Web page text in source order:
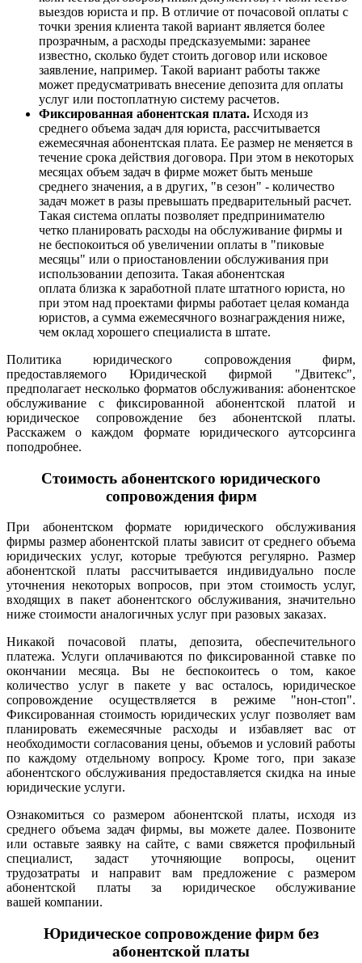
выездов юриста и пр. В отличие от почасовой оплаты с
точки зрения клиента такой вариант является более
прозрачным, а расходы предсказуемыми: заранее
известно, сколько будет стоить договор или исковое
заявление, например. Такой вариант работы также
может предусматривать внесение депозита для оплаты
услуг или постоплатную систему расчетов.
Фиксированная абонентская плата. Исходя из
среднего объема задач для юриста, рассчитывается
ежемесячная абонентская плата. Ее размер не меняется в
течение срока действия договора. При этом в некоторых
месяцах объем задач в фирме может быть меньше
среднего значения, а в других, "в сезон" - количество
задач может в разы превышать предварительный расчет.
Такая система оплаты позволяет предпринимателю
четко планировать расходы на обслуживание фирмы и
не беспокоиться об увеличении оплаты в "пиковые
месяцы" или о приостановлении обслуживания при
использовании депозита. Такая абонентская
оплата близка к заработной плате штатного юриста, но
при этом над проектами фирмы работает целая команда
юристов, а сумма ежемесячного вознаграждения ниже,
чем оклад хорошего специалиста в штате.
Политика юридического сопровождения фирм,
предоставляемого Юридической фирмой "Двитекс",
предполагает несколько форматов обслуживания: абонентское
обслуживание с фиксированной абонентской платой и
юридическое сопровождение без абонентской платы.
Расскажем о каждом формате юридического аутсорсинга
поподробнее.
Стоимость абонентского юридического
сопровождения фирм
При абонентском формате юридического обслуживания
фирмы размер абонентской платы зависит от среднего объема
юридических услуг, которые требуются регулярно. Размер
абонентской платы рассчитывается индивидуально после
уточнения некоторых вопросов, при этом стоимость услуг,
входящих в пакет абонентского обслуживания, значительно
ниже стоимости аналогичных услуг при разовых заказах.
Никакой почасовой платы, депозита, обеспечительного
платежа. Услуги оплачиваются по фиксированной ставке по
окончании месяца. Вы не беспокоитесь о том, какое
количество услуг в пакете у вас осталось, юридическое
сопровождение осуществляется в режиме "нон-стоп".
Фиксированная стоимость юридических услуг позволяет вам
планировать ежемесячные расходы и избавляет вас от
необходимости согласования цены, объемов и условий работы
по каждому отдельному вопросу. Кроме того, при заказе
абонентского обслуживания предоставляется скидка на иные
юридические услуги.
Ознакомиться со размером абонентской платы, исходя из
среднего объема задач фирмы, вы можете далее. Позвоните
или оставьте заявку на сайте, с вами свяжется профильный
специалист, задаст уточняющие вопросы, оценит
трудозатраты и направит вам предложение с размером
абонентской платы за юридическое обслуживание
вашей компании.
Юридическое сопровождение фирм без
абонентской платы